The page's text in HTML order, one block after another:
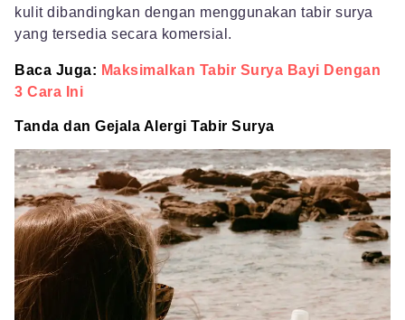
kulit dibandingkan dengan menggunakan tabir surya
yang tersedia secara komersial.
Baca Juga: Maksimalkan Tabir Surya Bayi Dengan
3 Cara Ini
Tanda dan Gejala Alergi Tabir Surya